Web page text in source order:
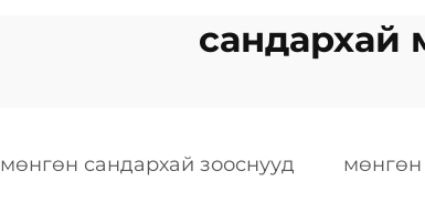
сандархай
мөнгөн сандархай зооснууд мөнгөн